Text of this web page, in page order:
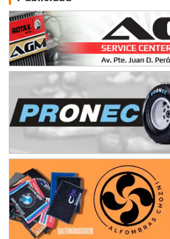
Avellaneda (Santa Fe)
SUR SANTAFESINO - F4
José Samuel Sánchez (Tierra)
Rufino (Santa Fe)
TUCUMANO - F5
Juan Navarro (Asfalto)
El Timbó (Tucumán)
COBERTURA ESPECIAL DE E-KART.COM.AR
08/09-AGO
IAME SERIES ARGENTINA 6
Ramiro Tot (Asfalto)
Baradero (Buenos Aires)
KDO - F6
Ciudad de Trenque Lauquen (Asfalto)
Trenque Lauquen (Buenos Aires)